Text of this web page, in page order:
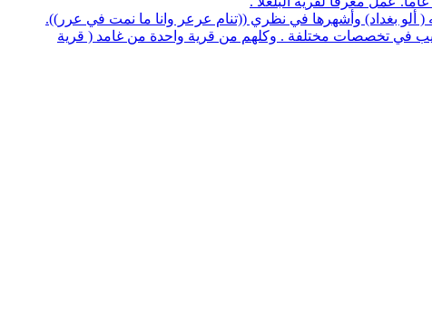
( ألو بغداد) وأشهرها في نظري ((تنام عرعر وانا ما نمت في عرر)).
مؤهلات عليا منهم 5 بروفسيور منهم 3 أطباء و32 يحملون الدكتوراه في عدة تخصصات وعدد 14 استشاري طب و32 طبيب في تخصصات مختلفة . وكلهم من قرية واحدة من غامد ( قرية